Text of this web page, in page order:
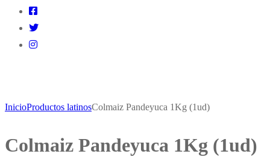
InicioProductos latinosColmaiz Pandeyuca 1Kg (1ud)
Colmaiz Pandeyuca 1Kg (1ud)